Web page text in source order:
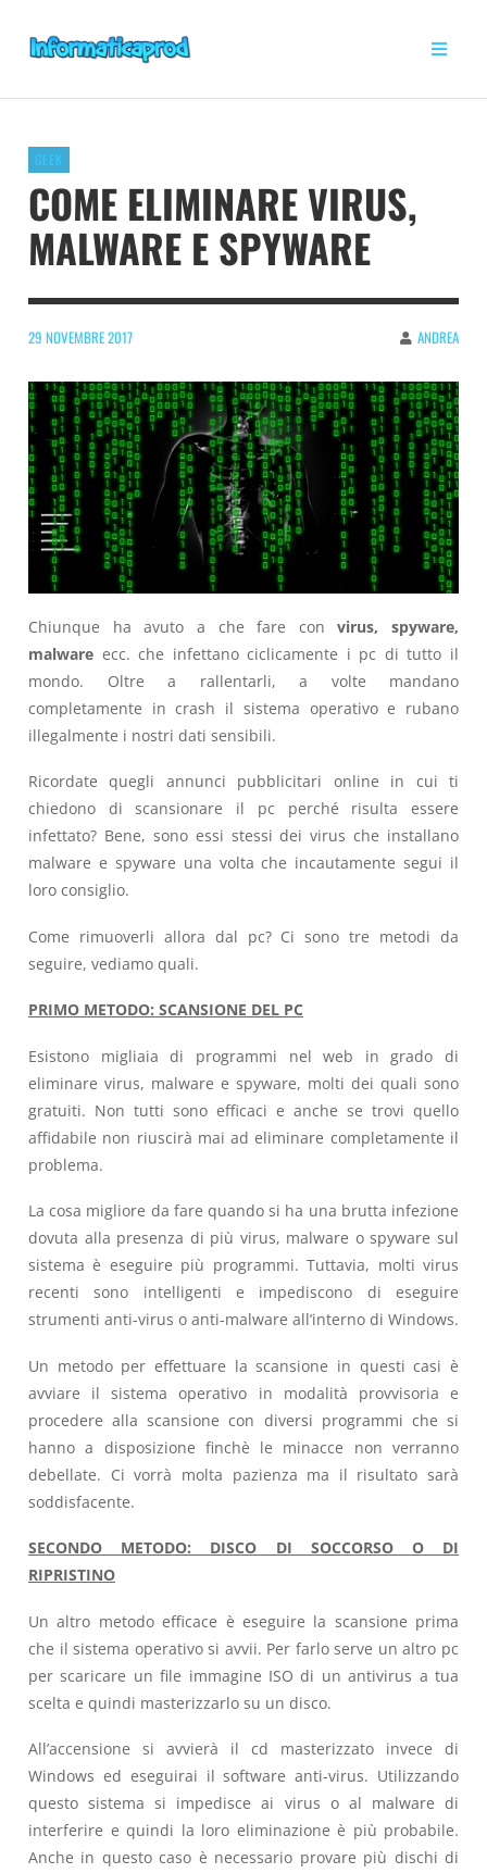
GEEK
COME ELIMINARE VIRUS,
MALWARE E SPYWARE
29 NOVEMBRE 2017 ANDREA
Chiunque ha avuto a che fare convirus, spyware,
malware ecc. che infettano ciclicamente i pc di tutto il
mondo. Oltre a rallentarli, a volte mandano
completamente in crash il sistema operativo e rubano
illegalmente i nostri dati sensibili.
Ricordate quegli annunci pubblicitari online in cui ti
chiedono di scansionare il pc perché risulta essere
infettato? Bene, sono essi stessi dei virus che installano
malware e spyware una volta che incautamente segui il
loro consiglio.
Come rimuoverli allora dal pc? Ci sono tre metodi da
seguire, vediamo quali.
PRIMO METODO: SCANSIONE DEL PC
Esistono migliaia di programmi nel web in grado di
eliminare virus, malware e spyware, molti dei quali sono
gratuiti. Non tutti sono efficaci e anche se trovi quello
affidabile non riuscirà mai ad eliminare completamente il
problema.
La cosa migliore da fare quando si ha una brutta infezione
dovuta alla presenza di più virus, malware o spyware sul
sistema è eseguire più programmi. Tuttavia, molti virus
recenti sono intelligenti e impediscono di eseguire
strumenti anti-virus o anti-malware all’interno di Windows.
Un metodo per effettuare la scansione in questi casi è
avviare il sistema operativo in modalità provvisoria e
procedere alla scansione con diversi programmi che si
hanno a disposizione finchè le minacce non verranno
debellate. Ci vorrà molta pazienza ma il risultato sarà
soddisfacente.
SECONDO METODO: DISCO DI SOCCORSO O DI
RIPRISTINO
Un altro metodo efficace è eseguire la scansione prima
che il sistema operativo si avvii. Per farlo serve un altro pc
per scaricare un file immagine ISO di un antivirus a tua
scelta e quindi masterizzarlo su un disco.
All’accensione si avvierà il cd masterizzato invece di
Windows ed eseguirai il software anti-virus. Utilizzando
questo sistema si impedisce ai virus o al malware di
interferire e quindi la loro eliminazione è più probabile.
Anche in questo caso è necessario provare più dischi di